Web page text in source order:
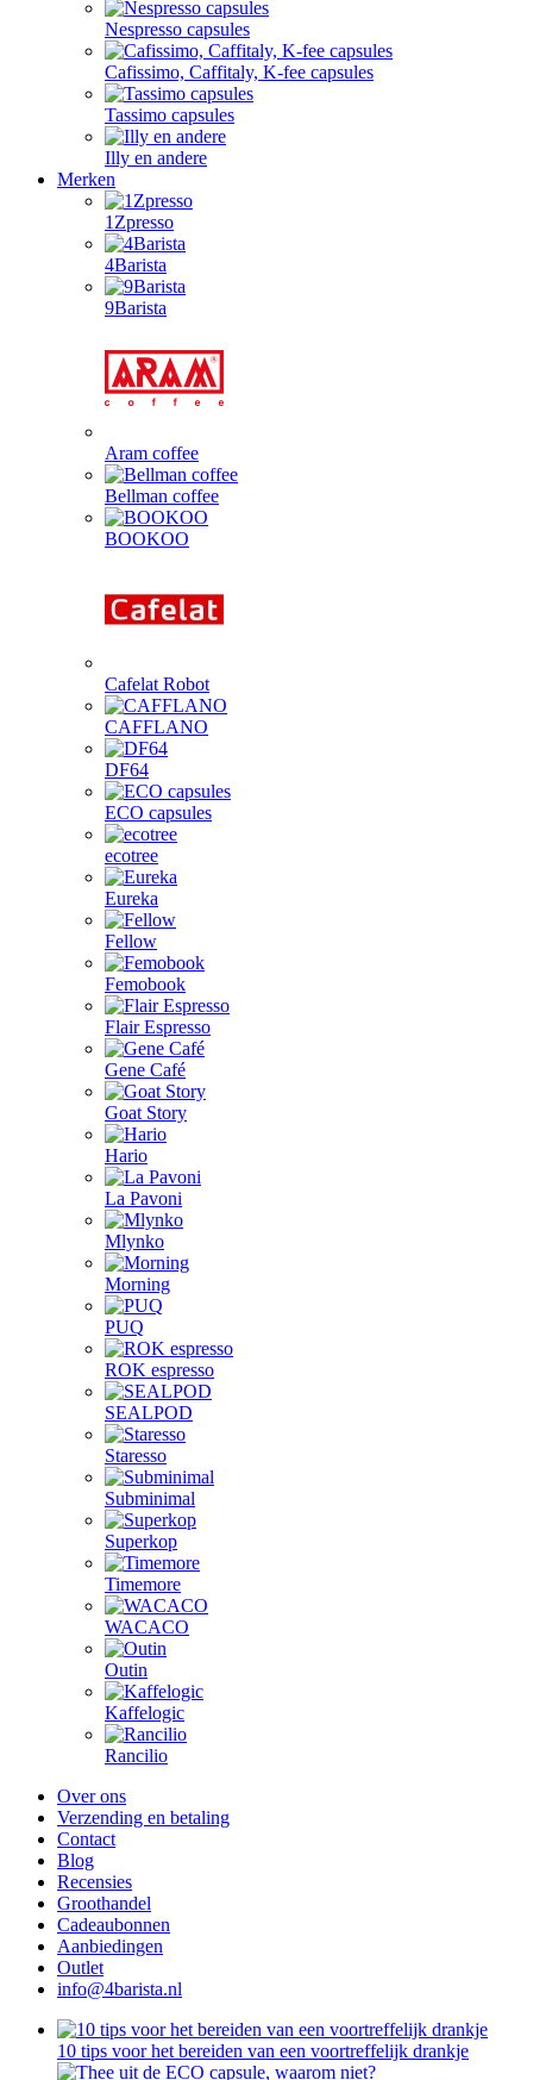
Nespresso capsules
Cafissimo, Caffitaly, K-fee capsules
Tassimo capsules
Illy en andere
Merken
1Zpresso
4Barista
9Barista
Aram coffee
Bellman coffee
BOOKOO
Cafelat Robot
CAFFLANO
DF64
ECO capsules
ecotree
Eureka
Fellow
Femobook
Flair Espresso
Gene Café
Goat Story
Hario
La Pavoni
Mlynko
Morning
PUQ
ROK espresso
SEALPOD
Staresso
Subminimal
Superkop
Timemore
WACACO
Outin
Kaffelogic
Rancilio
Over ons
Verzending en betaling
Contact
Blog
Recensies
Groothandel
Cadeaubonnen
Aanbiedingen
Outlet
info@4barista.nl
10 tips voor het bereiden van een voortreffelijk drankje